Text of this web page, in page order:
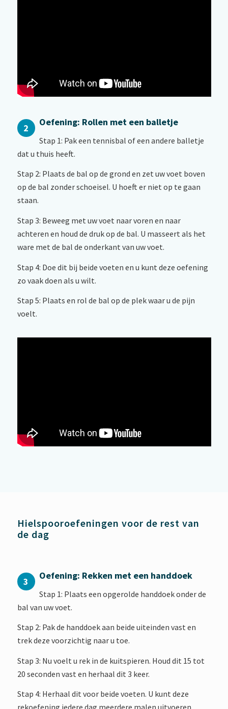
2
Oefening: Rollen met een balletje
Stap 1: Pak een tennisbal of een andere balletje
dat u thuis heeft.
Stap 2: Plaats de bal op de grond en zet uw voet boven
op de bal zonder schoeisel. U hoeft er niet op te gaan
staan.
Stap 3: Beweeg met uw voet naar voren en naar
achteren en houd de druk op de bal. U masseert als het
ware met de bal de onderkant van uw voet.
Stap 4: Doe dit bij beide voeten en u kunt deze oefening
zo vaak doen als u wilt.
Stap 5: Plaats en rol de bal op de plek waar u de pijn
voelt.
Hielspooroefeningen voor de rest van
de dag
3
Oefening: Rekken met een handdoek
Stap 1: Plaats een opgerolde handdoek onder de
bal van uw voet.
Stap 2: Pak de handdoek aan beide uiteinden vast en
trek deze voorzichtig naar u toe.
Stap 3: Nu voelt u rek in de kuitspieren. Houd dit 15 tot
20 seconden vast en herhaal dit 3 keer.
Stap 4: Herhaal dit voor beide voeten. U kunt deze